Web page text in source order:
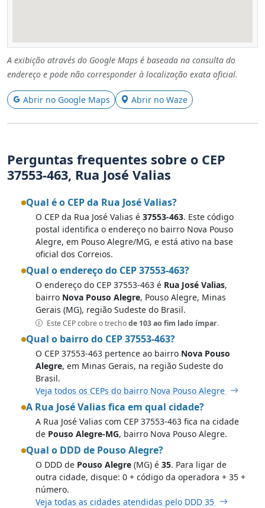
A exibição através do Google Maps é baseada na consulta do
endereço e pode não corresponder à localização exata oficial.
Abrir no Google Maps Abrir no Waze
Perguntas frequentes sobre o CEP
37553-463, Rua José Valias
Qual é o CEP da Rua José Valias?
O CEP da Rua José Valias é 37553-463. Este código
postal identifica o endereço no bairro Nova Pouso
Alegre, em Pouso Alegre/MG, e está ativo na base
oficial dos Correios.
Qual o endereço do CEP 37553-463?
O endereço do CEP 37553-463 é Rua José Valias,
bairro Nova Pouso Alegre, Pouso Alegre, Minas
Gerais (MG), região Sudeste do Brasil.
Este CEP cobre o trechode 103 ao fim lado ímpar.
Qual o bairro do CEP 37553-463?
O CEP 37553-463 pertence ao bairro Nova Pouso
Alegre, em Minas Gerais, na região Sudeste do
Brasil.
Veja todos os CEPs do bairro Nova Pouso Alegre
A Rua José Valias fica em qual cidade?
A Rua José Valias com CEP 37553-463 fica na cidade
de Pouso Alegre-MG, bairro Nova Pouso Alegre.
Qual o DDD de Pouso Alegre?
O DDD de Pouso Alegre (MG) é 35. Para ligar de
outra cidade, disque: 0 + código da operadora + 35 +
número.
Veja todas as cidades atendidas pelo DDD 35